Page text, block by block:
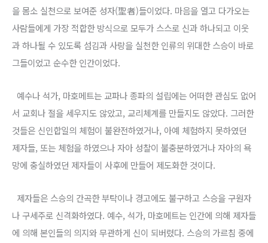
을 몸소 실천으로 보여준 성자(聖者)들이었다. 마음을 열고 다가오는
사람들에게 가장 적합한 방식으로 모두가 스스로 신과 하나되고 이웃
과 하나될 수 있도록 섬김과 사랑을 실천한 인류의 위대한 스승이 바로
그들이었고 순수한 인간이었다.
예수나 석가, 마호메트는 교파나 종파의 설립에는 어떠한 관심도 없어
서 교회나 절을 세우지도 않았고, 교리체계를 만들지도 않았다. 그러한
것들은 신인합일의 체험이 불완전하였거나, 아예 체험하지 못하였던
제자들, 또는 체험을 하였으나 자아 성찰이 불충분하였거나 자아의 욕
망에 충실하였던 제자들이 사후에 만들어 제도화한 것이다.
제자들은 스승의 간곡한 부탁이나 경고에도 불구하고 스승을 구원자
나 구세주로 신격화하였다. 예수, 석가, 마호메트는 인간에 의해 제자들
에 의해 본인들의 의지와 무관하게 신이 되버렸다. 스승의 가르침 중에